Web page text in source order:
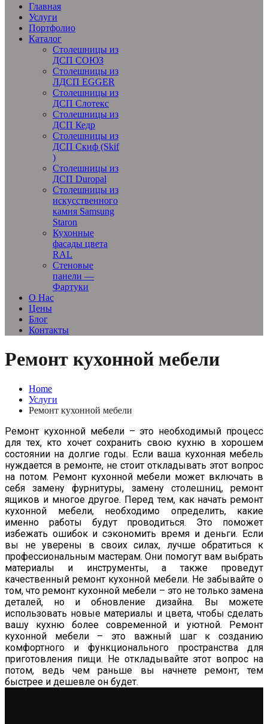
Главная
Услуги
Портфолио
Каталог
Столешницы из
ДСП СОЮЗ
Столешницы из
ЛДСП EGGER
Столешницы из
ДСП Слотекс
Столешницы из
ДСП Кедр
Столешницы из
ДСП Скиф (Skif
)
Столешницы из
ДСП Duropal
Столешницы из
искусственного
камня Samsung
Staron
Кухонные
фасады цвета
RAL
Стеновые
панели —
Фартуки
О Нас
Цены
Блог
Контакты
Ремонт кухонной мебели
Home
Услуги
Ремонт кухонной мебели
Ремонт кухонной мебели – это необходимый процесс
для тех, кто хочет сохранить свою кухню в хорошем
состоянии на долгие годы. Если ваша кухонная мебель
нуждается в ремонте, не стоит откладывать этот вопрос
на потом. Ремонт кухонной мебели может включать в
себя замену фурнитуры, замену столешниц, ремонт
ящиков и многое другое. Перед тем, как начать ремонт
кухонной мебели, необходимо определить, какие
именно работы будут проводиться. Это поможет
избежать ошибок и сэкономить время и деньги. Если
вы не уверены в своих силах, лучше обратиться к
профессиональным мастерам. Они помогут вам выбрать
материалы и инструменты, а также проведут
качественный ремонт кухонной мебели. Не забывайте о
том, что ремонт кухонной мебели – это не только замена
деталей, но и обновление дизайна. Вы можете
использовать новые материалы и цвета, чтобы сделать
вашу кухню более современной и уютной. Ремонт
кухонной мебели – это важный шаг к созданию
комфортного и функционального пространства для
приготовления пищи. Не откладывайте этот вопрос на
потом, ведь чем раньше вы начнете ремонт, тем
быстрее и дешевле он будет.